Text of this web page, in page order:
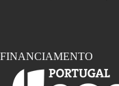
FINANCIAMENTO